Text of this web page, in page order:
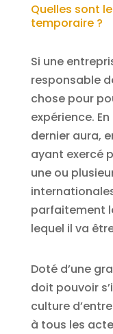
Quelles sont
temporaire ?
Si une
responsable
chose pour
expérience.
dernier aura,
ayant exercé
une ou
parfaitement
lequel il va
Doté d’une
doit pouvoir
culture
à tous les